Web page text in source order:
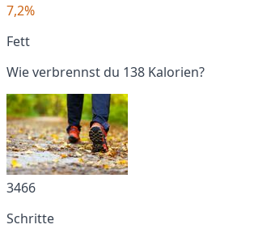
7,2%
Fett
Wie verbrennst du 138 Kalorien?
3466
Schritte